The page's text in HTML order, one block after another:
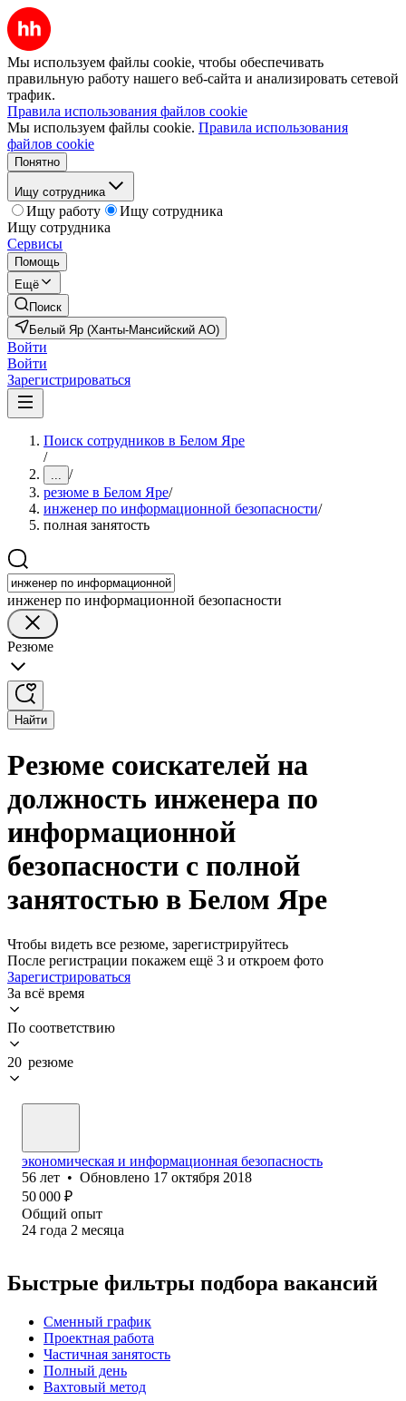
Мы используем файлы cookie, чтобы обеспечивать
правильную работу нашего веб-сайта и анализировать сетевой
трафик.
Правила использования файлов cookie
Мы используем файлы cookie. Правила использования
файлов cookie
Понятно
Ищу сотрудника
Ищу работу
Ищу сотрудника
Ищу сотрудника
Сервисы
Помощь
Ещё
Поиск
Белый Яр (Ханты-Мансийский АО)
Войти
Войти
Зарегистрироваться
Поиск сотрудников в Белом Яре
/
... /
резюме в Белом Яре/
инженер по информационной безопасности/
полная занятость
инженер по информационной безопасности
Резюме
Найти
Резюме соискателей на
должность инженера по
информационной
безопасности с полной
занятостью в Белом Яре
Чтобы видеть все резюме, зарегистрируйтесь
После регистрации покажем ещё 3 и откроем фото
Зарегистрироваться
За всё время
По соответствию
20 резюме
экономическая и информационная безопасность
56 лет • Обновлено 17 октября 2018
50 000 ₽
Общий опыт
24 года 2 месяца
Быстрые фильтры подбора вакансий
Сменный график
Проектная работа
Частичная занятость
Полный день
Вахтовый метод